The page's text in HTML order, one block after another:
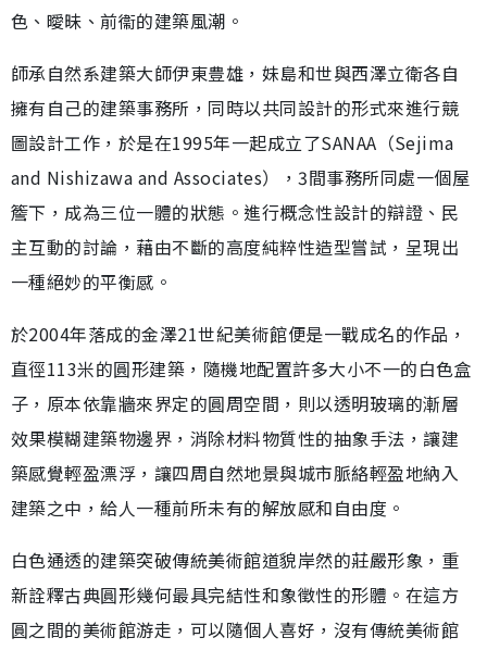
色、曖昧、前衞的建築風潮。
師承自然系建築大師伊東豊雄，妹島和世與西澤立衛各自
擁有自己的建築事務所，同時以共同設計的形式來進行競
圖設計工作，於是在1995年一起成立了SANAA（Sejima
and Nishizawa and Associates），3間事務所同處一個屋
簷下，成為三位一體的狀態。進行概念性設計的辯證、民
主互動的討論，藉由不斷的高度純粹性造型嘗試，呈現出
一種絕妙的平衡感。
於2004年落成的金澤21世紀美術館便是一戰成名的作品，
直徑113米的圓形建築，隨機地配置許多大小不一的白色盒
子，原本依靠牆來界定的圓周空間，則以透明玻璃的漸層
效果模糊建築物邊界，消除材料物質性的抽象手法，讓建
築感覺輕盈漂浮，讓四周自然地景與城市脈絡輕盈地納入
建築之中，給人一種前所未有的解放感和自由度。
白色通透的建築突破傳統美術館道貌岸然的莊嚴形象，重
新詮釋古典圓形幾何最具完結性和象徵性的形體。在這方
圓之間的美術館游走，可以隨個人喜好，沒有傳統美術館